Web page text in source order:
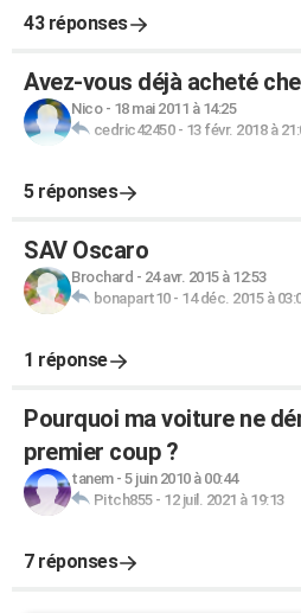
43 réponses
Avez-vous déjà acheté
Nico- 18 mai 2011 à 14:25
cedric42450- 13 févr. 2018 à
5 réponses
SAV Oscaro
Brochard - 24 avr. 2015 à 12:53
bonapart10- 14 déc. 2015 à
1 réponse
Pourquoi ma voiture ne
premier coup ?
tanem- 5 juin 2010 à 00:44
Pitch855- 12 juil. 2021 à 19:13
7 réponses